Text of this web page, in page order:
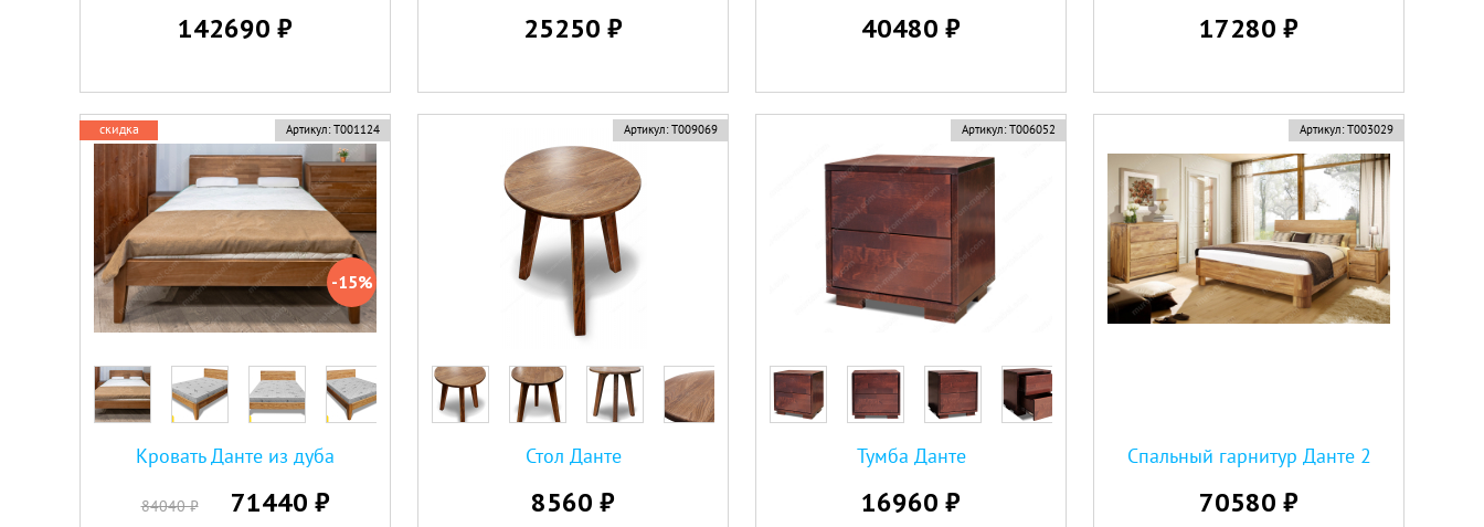
142690 ₽ 25250 ₽ 40480 ₽ 17280 ₽
скидка Артикул: Т001124
-15%
Кровать Данте из дуба
84040 ₽ 71440 ₽
Артикул: Т009069
Стол Данте
8560 ₽
Артикул: Т006052
Тумба Данте
16960 ₽
Артикул: Т003029
Спальный гарнитур Данте 2
70580 ₽